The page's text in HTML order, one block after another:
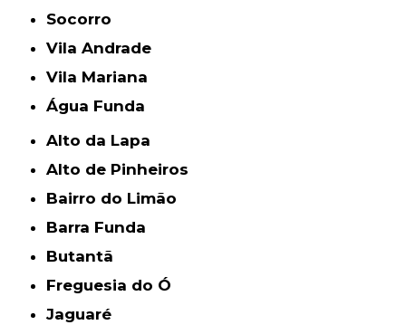
Socorro
Vila Andrade
Vila Mariana
Água Funda
Alto da Lapa
Alto de Pinheiros
Bairro do Limão
Barra Funda
Butantã
Freguesia do Ó
Jaguaré